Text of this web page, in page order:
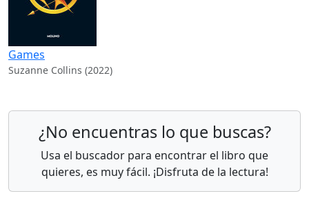
Games
Suzanne Collins (2022)
¿No encuentras lo que buscas?
Usa el buscador para encontrar el libro que
quieres, es muy fácil. ¡Disfruta de la lectura!